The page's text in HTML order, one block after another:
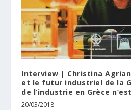
Interview | Christina
et le futur industriel de la
de l’industrie en Grèce
20/03/2018